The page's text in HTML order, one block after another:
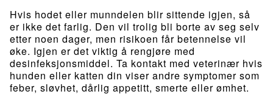
Hvis hodet eller munndelen blir sittende igjen, så
er ikke det farlig. Den vil trolig bli borte av seg selv
etter noen dager, men risikoen får betennelse vil
øke. Igjen er det viktig å rengjøre med
desinfeksjonsmiddel. Ta kontakt med veterinær hvis
hunden eller katten din viser andre symptomer som
feber, sløvhet, dårlig appetitt, smerte eller ømhet.